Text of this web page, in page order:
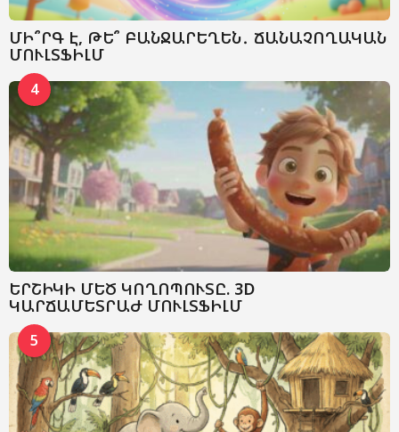
ՄԻ՞ՐԳ Է, ԹԵ՞ ԲԱՆՋԱՐԵՂԵՆ․ ՃԱՆԱՉՈՂԱԿԱՆ
ՄՈՒԼՏՖԻԼՄ
4
ԵՐՇԻԿԻ ՄԵԾ ԿՈՂՈՊՈՒՏԸ. 3D
ԿԱՐՃԱՄԵՏՐԱԺ ՄՈՒԼՏՖԻԼՄ
5